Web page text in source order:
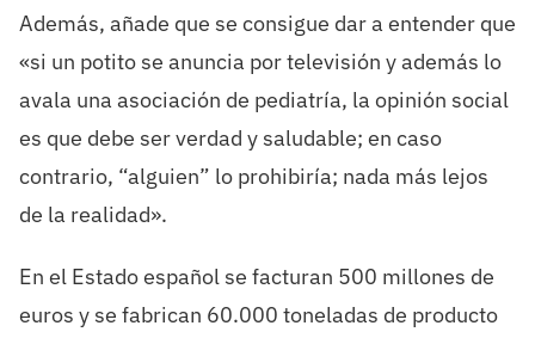
Además, añade que se consigue dar a entender que
«si un potito se anuncia por televisión y además lo
avala una asociación de pediatría, la opinión social
es que debe ser verdad y saludable; en caso
contrario, “alguien” lo prohibiría; nada más lejos
de la realidad».
En el Estado español se facturan 500 millones de
euros y se fabrican 60.000 toneladas de producto